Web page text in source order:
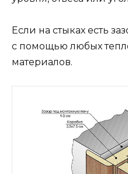
Если на стыках есть
с помощью любых
материалов.